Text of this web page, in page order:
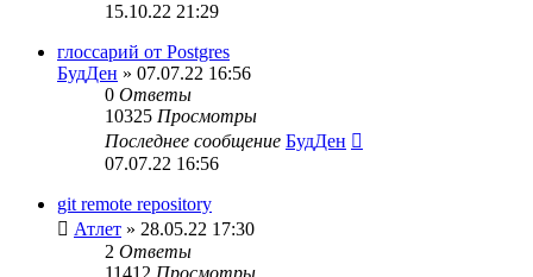
15.10.22 21:29
глоссарий от Postgres
БудДен » 07.07.22 16:56
0 Ответы
10325 Просмотры
Последнее сообщение БудДен
07.07.22 16:56
git remote repository
Атлет » 28.05.22 17:30
2 Ответы
11412 Просмотры